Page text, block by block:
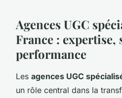
Agences UGC
France : expertise,
performance
Les agences UGC
un rôle central dans la